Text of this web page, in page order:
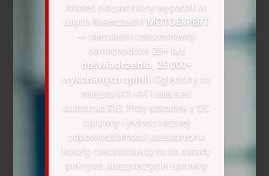
Miałeś niezawiniony wypadek w
całych Niemczech? MOTOEXPERT
— niezależni rzeczoznawcy
samochodowi: 25+ lat
doświadczenia, 25 000+
wykonanych opinii . Oględziny na
miejscu (A1–A9 i cała sieć
autostrad DE). Przy szkodzie z OC
sprawcy i jednoznacznej
odpowiedzialności uzasadnione
koszty rzeczoznawcy co do zasady
pokrywa ubezpieczyciel sprawcy